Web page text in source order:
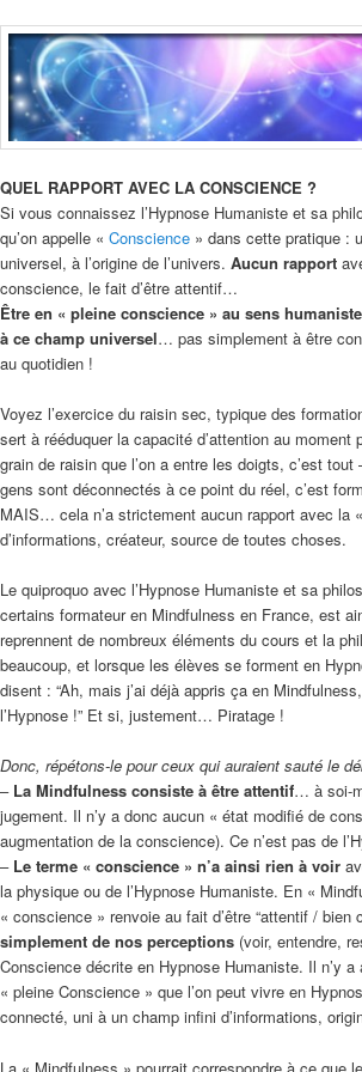
QUEL RAPPORT AVEC LA CONSCIENCE ?
Si vous connaissez l’Hypnose Humaniste et sa
qu’on appelle « Conscience » dans cette pratique :
universel, à l’origine de l’univers. Aucun rapport
conscience, le fait d’être attentif…
Être en « pleine conscience » au sens
à ce champ universel… pas simplement à être
au quotidien !
Voyez l’exercice du raisin sec, typique des
sert à rééduquer la capacité d’attention au moment
grain de raisin que l’on a entre les doigts, c’est
gens sont déconnectés à ce point du réel, c’est
MAIS… cela n’a strictement aucun rapport avec la
d’informations, créateur, source de toutes choses.
Le quiproquo avec l’Hypnose Humaniste et sa
certains formateur en Mindfulness en France, est
reprennent de nombreux éléments du cours et la
beaucoup, et lorsque les élèves se forment en
disent : “Ah, mais j’ai déjà appris ça en
l’Hypnose !” Et si, justement… Piratage !
Donc, répétons-le pour ceux qui auraient sauté le
– La Mindfulness consiste à être attentif… à soi-
jugement. Il n’y a donc aucun « état modifié de
augmentation de la conscience). Ce n’est pas de
– Le terme « conscience » n’a ainsi rien à voir
la physique ou de l’Hypnose Humaniste. En «
« conscience » renvoie au fait d’être “attentif / bien
simplement de nos perceptions (voir, entendre,
Conscience décrite en Hypnose Humaniste. Il n’y
« pleine Conscience » que l’on peut vivre en
connecté, uni à un champ infini d’informations,
La « Mindfulness » pourrait correspondre à ce que